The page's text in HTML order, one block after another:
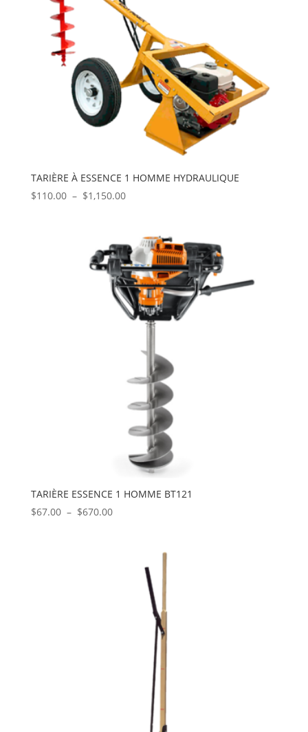
TARIÈRE À ESSENCE 1 HOMME HYDRAULIQUE
$110.00 – $1,150.00Plage
$110.00
à
$1,150.00
TARIÈRE ESSENCE 1 HOMME BT121
$67.00 – $670.00Plage
$670.00